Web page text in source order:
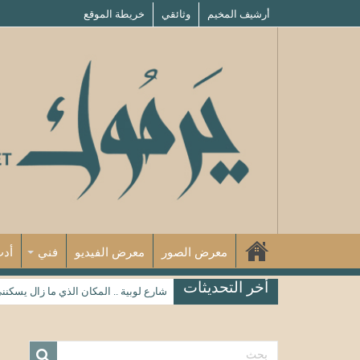
أرشيف المخيم وثائقي خريطة الموقع
معرض الصور معرض الفيديو فني
أخر التحديثات شارع لوبية .. المكان الذي ما زال